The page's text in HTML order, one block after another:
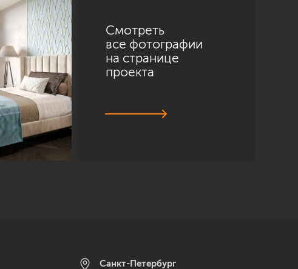
Смотреть
все фотографии
на странице
проекта
Санкт-Петербург